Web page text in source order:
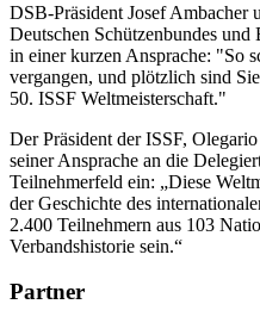
DSB-Präsident Josef Ambacher
Deutschen Schützenbundes und
in einer kurzen Ansprache: "So
vergangen, und plötzlich sind
50. ISSF Weltmeisterschaft."
Der Präsident der ISSF,
seiner Ansprache an die
Teilnehmerfeld ein: „Diese
der Geschichte des
2.400 Teilnehmern aus 103
Verbandshistorie sein.“
Partner